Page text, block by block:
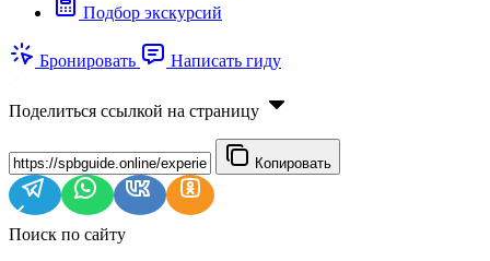
Подбор экскурсий
Бронировать Написать гиду
Поделиться ссылкой на страницу
Копировать
Поиск по сайту